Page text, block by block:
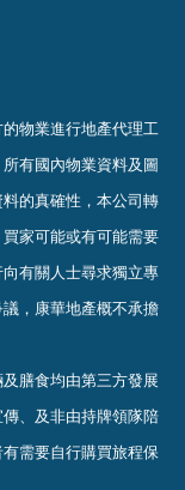
物業進行地產代理工
所有國內物業資料及圖
料的真確性 ， 本公司轉
家可能或有可能需要
有關人士尋求獨立專
，康華地產概不承擔
膳食均由第三方發展
、及非由持牌領隊陪
需要自行購買旅程保